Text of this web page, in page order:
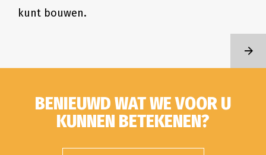
kunt bouwen.
LEES
BENIEUWD WAT WE VOOR U
KUNNEN BETEKENEN?